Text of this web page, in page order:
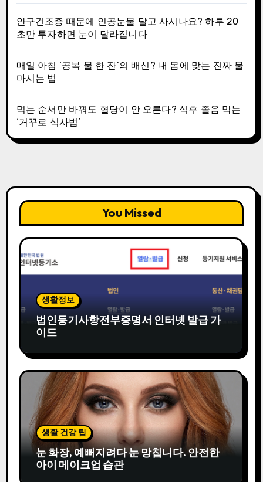
안구건조증 때문에 인공눈물 달고 사시나요? 하루 20
초만 투자하면 눈이 달라집니다
매일 아침 ‘공복 물 한 잔’의 배신? 내 몸에 맞는 진짜 물
마시는 법
먹는 순서만 바꿔도 혈당이 안 오른다? 식후 졸음 막는
‘거꾸로 식사법’
You Missed
생활정보
법인등기사항전부증명서 인터넷 발급 가
이드
생활 건강 팁
눈 화장, 예뻐지려다 눈 망칩니다. 안전한
아이 메이크업 습관